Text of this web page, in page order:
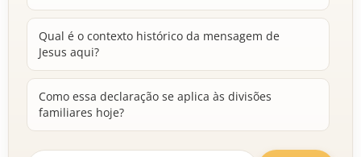
Qual é o contexto histórico da mensagem de
Jesus aqui?
Como essa declaração se aplica às divisões
familiares hoje?